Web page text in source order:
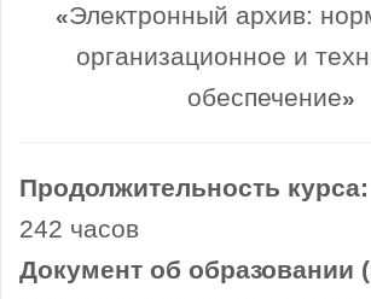
«Электронный архив:
организационное и
обеспечение»
Продолжительность курса:
242 часов
Документ об образовании